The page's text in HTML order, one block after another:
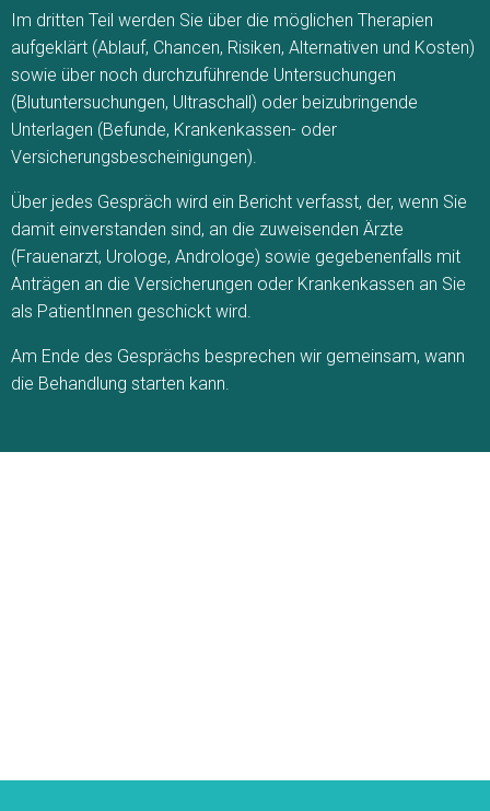
Im dritten Teil werden Sie über die möglichen Therapien
aufgeklärt (Ablauf, Chancen, Risiken, Alternativen und Kosten)
sowie über noch durchzuführende Untersuchungen
(Blutuntersuchungen, Ultraschall) oder beizubringende
Unterlagen (Befunde, Krankenkassen- oder
Versicherungsbescheinigungen).
Über jedes Gespräch wird ein Bericht verfasst, der, wenn Sie
damit einverstanden sind, an die zuweisenden Ärzte
(Frauenarzt, Urologe, Androloge) sowie gegebenenfalls mit
Anträgen an die Versicherungen oder Krankenkassen an Sie
als PatientInnen geschickt wird.
Am Ende des Gesprächs besprechen wir gemeinsam, wann
die Behandlung starten kann.